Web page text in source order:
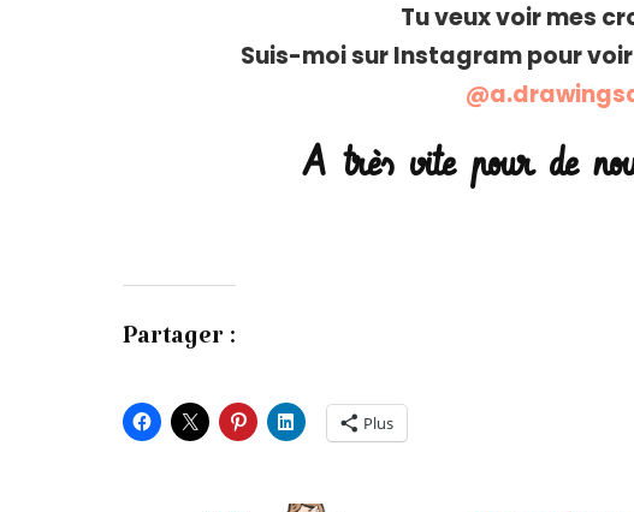
Tu veux voir mes
Suis-moi sur Instagram pour
A très vite pour de
Partager :
Plus